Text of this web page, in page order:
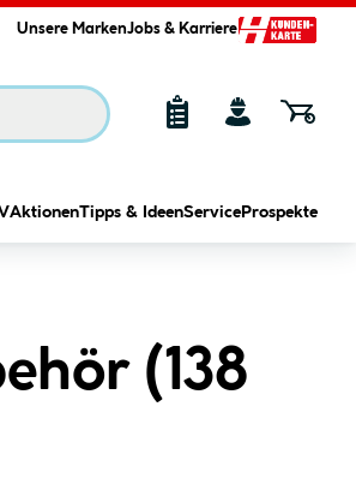
Unsere MarkenJobs & Karriere
AktionenTipps & IdeenService Prospekte
(138